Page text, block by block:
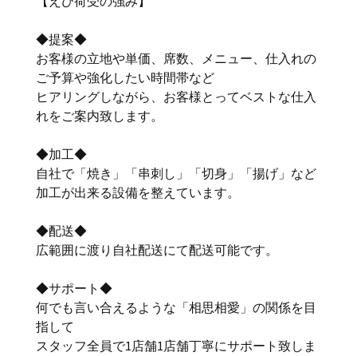
◆提案◆
お客様の立地や単価、席数、メニュー、仕入れの
ご予算や強化したい時間帯など
ヒアリングしながら、お客様とってベストな仕入
れをご案内致します。
◆加工◆
自社で「焼き」「串刺し」「切身」「揚げ」など
加工が出来る設備を整えています。
◆配送◆
広範囲に渡り自社配送にて配送可能です。
◆サポート◆
何でも言い合えるような「相思相愛」の関係を目
指して
スタッフ全員で1店舗1店舗丁寧にサポート致しま